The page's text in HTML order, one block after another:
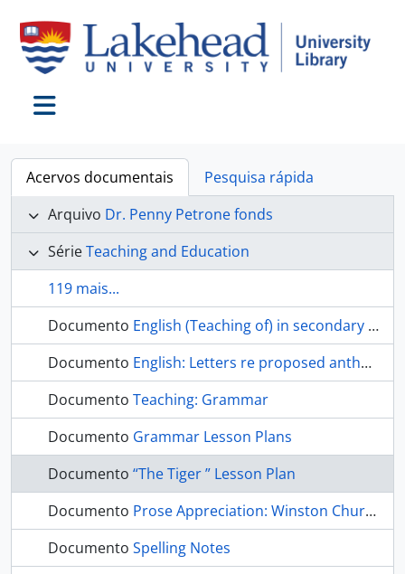
Acervos documentais
Pesquisa rápida
Arquivo Dr. Penny Petrone fonds
SérieTeaching and Education
119 mais...
Documento English (Teaching of) in secondary schools
Documento English: Letters re proposed anthology
Documento Teaching: Grammar
Documento Grammar Lesson Plans
Documento “The Tiger ” Lesson Plan
Documento Prose Appreciation: Winston Churchill, Martin Luther King, Abraham Lincoln
Documento Spelling Notes